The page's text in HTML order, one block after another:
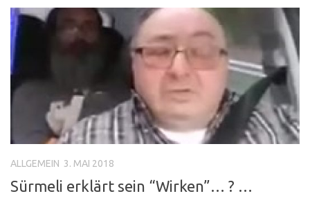
ALLGEMEIN 3. MAI 2018
Sürmeli erklärt sein “Wirken”… ? …